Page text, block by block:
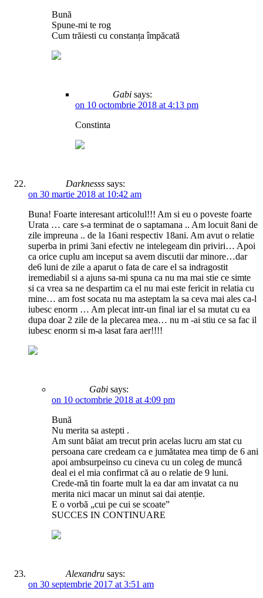
Bună
Spune-mi te rog
Cum trăiesti cu constanța împăcată
Gabi says:
on 10 octombrie 2018 at 4:13 pm
Constinta
Darknesss says:
on 30 martie 2018 at 10:42 am
Buna! Foarte interesant articolul!!! Am si eu o poveste foarte
Urata … care s-a terminat de o saptamana .. Am locuit 8ani de
zile impreuna .. de la 16ani respectiv 18ani. Am avut o relatie
superba in primi 3ani efectiv ne intelegeam din priviri… Apoi
ca orice cuplu am inceput sa avem discutii dar minore…dar
de6 luni de zile a aparut o fata de care el sa indragostit
iremediabil si a ajuns sa-mi spuna ca nu ma mai stie ce simte
si ca vrea sa ne despartim ca el nu mai este fericit in relatia cu
mine… am fost socata nu ma asteptam la sa ceva mai ales ca-l
iubesc enorm … Am plecat intr-un final iar el sa mutat cu ea
dupa doar 2 zile de la plecarea mea… nu m -ai stiu ce sa fac il
iubesc enorm si m-a lasat fara aer!!!!
Gabi says:
on 10 octombrie 2018 at 4:09 pm
Bună
Nu merita sa astepti .
Am sunt băiat am trecut prin acelas lucru am stat cu
persoana care credeam ca e jumătatea mea timp de 6 ani
apoi ambsurpeinso cu cineva cu un coleg de muncă
deal ei el mia confirmat că au o relatie de 9 luni.
Crede-mă tin foarte mult la ea dar am invatat ca nu
merita nici macar un minut sai dai atenție.
E o vorbă „cui pe cui se scoate”
SUCCES IN CONTINUARE
Alexandru says:
on 30 septembrie 2017 at 3:51 am